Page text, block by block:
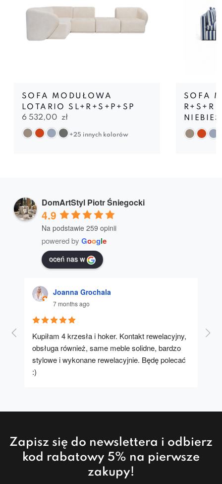
SOFA MODUŁOWA
LOTARIO SL+R+S+P+SP
6 532,00 zł
+25 innych kolorów
SOFA
R+S+R
DomArtStyl Piotr Śniegocki
4.9
Na podstawie 259 opinii
powered by Google
oceń nas w
Joanna Grochala
7 months ago
Kupiłam 4 krzesła i hoker. Kontakt rewelacyjny,
obsługa również, same meble solidne, bardzo
stylowe i wykonane rewelacyjnie. Będę polecać
:)
A
Zapisz się do newslettera i odbierz
kod rabatowy 5% na pierwsze
zakupy!